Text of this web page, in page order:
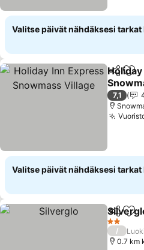
Valitse päivät nähdäksesi
Jaa
Katso
7,1
Valitse päivät nähdäksesi
Jaa
2
/
0.7 km